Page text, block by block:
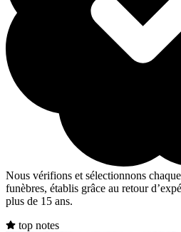
Nous vérifions et sélectionnons
funèbres, établis grâce au retour
plus de 15 ans.
top notes